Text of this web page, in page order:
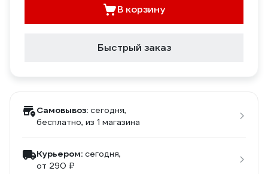
В корзину
Быстрый заказ
Самовывоз: сегодня,
бесплатно, из 1 магазина
Курьером: сегодня,
от 290 ₽